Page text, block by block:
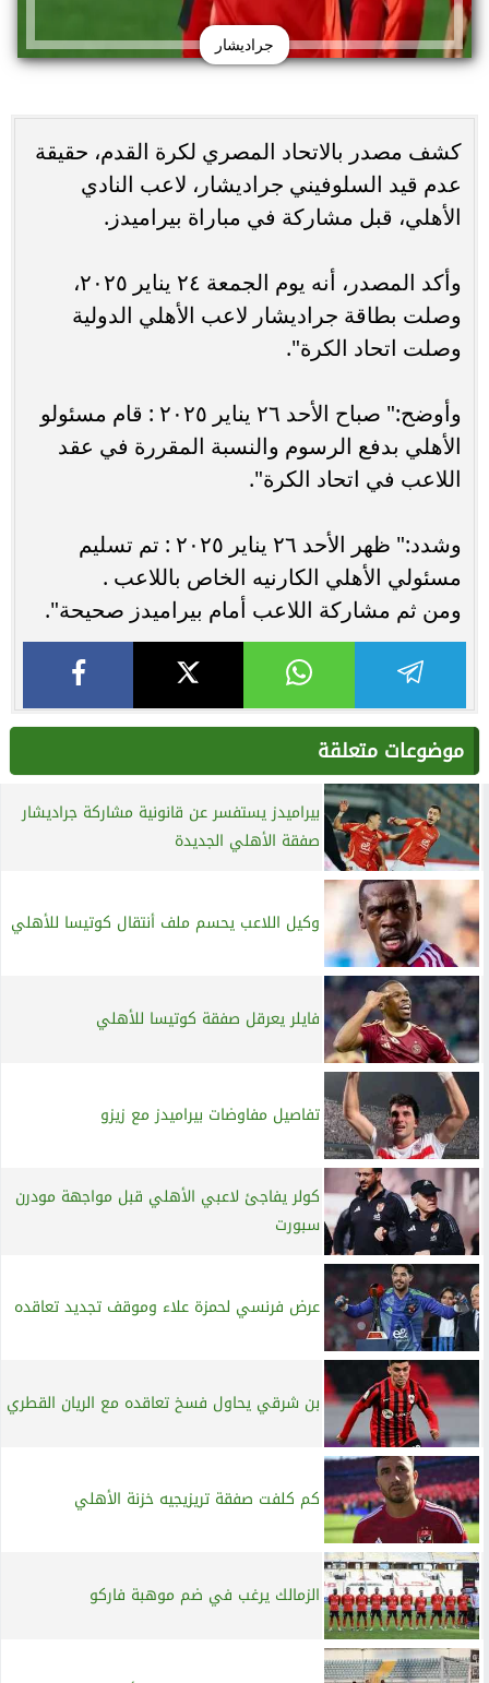
جراديشار
كشف مصدر بالاتحاد المصري لكرة القدم، حقيقة
عدم قيد السلوفيني جراديشار، لاعب النادي
الأهلي، قبل مشاركة في مباراة بيراميدز.
وأكد المصدر، أنه يوم الجمعة ٢٤ يناير ٢٠٢٥،
وصلت بطاقة جراديشار لاعب الأهلي الدولية
وصلت اتحاد الكرة".
وأوضح:" صباح الأحد ٢٦ يناير ٢٠٢٥ : قام مسئولو
الأهلي بدفع الرسوم والنسبة المقررة في عقد
اللاعب في اتحاد الكرة".
وشدد:" ظهر الأحد ٢٦ يناير ٢٠٢٥ : تم تسليم
مسئولي الأهلي الكارنيه الخاص باللاعب .
ومن ثم مشاركة اللاعب أمام بيراميدز صحيحة".
موضوعات متعلقة
بيراميدز يستفسر عن قانونية مشاركة جراديشار
صفقة الأهلي الجديدة
وكيل اللاعب يحسم ملف أنتقال كوتيسا للأهلي
فايلر يعرقل صفقة كوتيسا للأهلي
تفاصيل مفاوضات بيراميدز مع زيزو
كولر يفاجئ لاعبي الأهلي قبل مواجهة مودرن
سبورت
عرض فرنسي لحمزة علاء وموقف تجديد تعاقده
بن شرقي يحاول فسخ تعاقده مع الريان القطري
كم كلفت صفقة تريزيجيه خزنة الأهلي
الزمالك يرغب في ضم موهبة فاركو